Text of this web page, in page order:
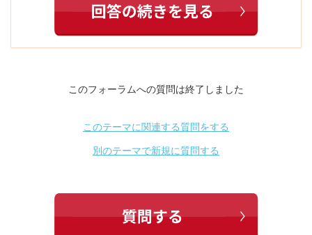
このフォーラムへの質問は終了しました
このテーマに関連する質問をする
別のテーマで新規に質問する